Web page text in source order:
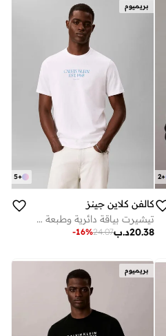
+
2
بريميوم
+
5
كالفن كلاين جينز
تيشيرت بياقة دائرية وطبعة شعار
د.ب20.38
24.07
-16%
بريميوم